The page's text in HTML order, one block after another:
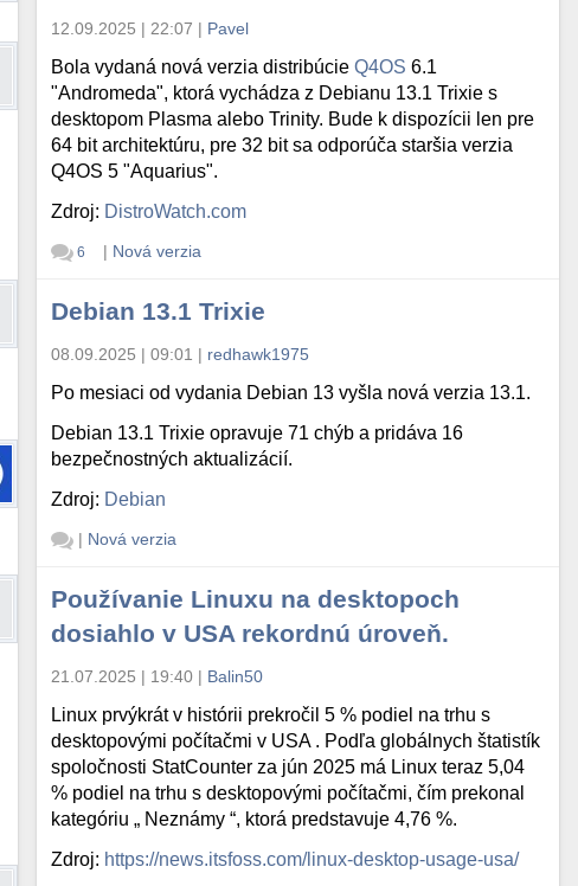
12.09.2025 | 22:07 | Pavel
Bola vydaná nová verzia distribúcieQ4OS 6.1
"Andromeda", ktorá vychádza z Debianu 13.1 Trixie s
desktopom Plasma alebo Trinity. Bude k dispozícii len pre
64 bit architektúru, pre 32 bit sa odporúča staršia verzia
Q4OS 5 "Aquarius".
Zdroj: DistroWatch.com
6 | Nová verzia
Debian 13.1 Trixie
08.09.2025 | 09:01 | redhawk1975
Po mesiaci od vydania Debian 13 vyšla nová verzia 13.1.
Debian 13.1 Trixie opravuje 71 chýb a pridáva 16
bezpečnostných aktualizácií.
Zdroj: Debian
| Nová verzia
Používanie Linuxu na desktopoch
dosiahlo v USA rekordnú úroveň.
21.07.2025 | 19:40 | Balin50
Linux prvýkrát v histórii prekročil 5 % podiel na trhu s
desktopovými počítačmi v USA . Podľa globálnych štatistík
spoločnosti StatCounter za jún 2025 má Linux teraz 5,04
% podiel na trhu s desktopovými počítačmi, čím prekonal
kategóriu „ Neznámy “, ktorá predstavuje 4,76 %.
Zdroj: https://news.itsfoss.com/linux-desktop-usage-usa/